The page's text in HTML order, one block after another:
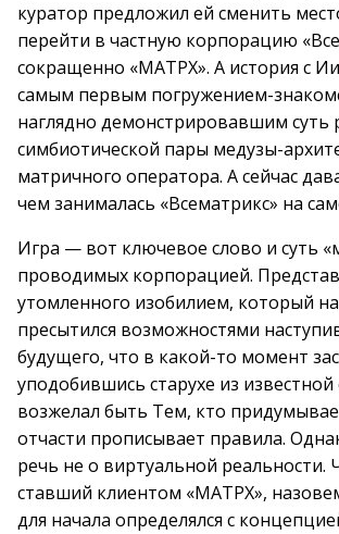
куратор предложил ей сменить
перейти в частную корпорацию
сокращенно «МАТРХ». А история с
самым первым погружением-
наглядно демонстрировавшим суть
симбиотической пары медузы-
матричного оператора. А сейчас
чем занималась «Всематрикс» на
Игра — вот ключевое слово и суть
проводимых корпорацией.
утомленного изобилием, который
пресытился возможностями
будущего, что в какой-то момент
уподобившись старухе из известной
возжелал быть Тем, кто
отчасти прописывает правила.
речь не о виртуальной реальности.
ставший клиентом «МАТРХ»,
для начала определялся с